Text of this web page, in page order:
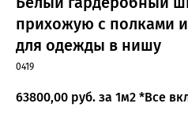
прихожую с полками
для одежды в нишу
0419
63800,00 руб. за 1м2 *Все